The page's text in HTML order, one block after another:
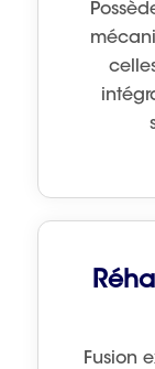
Fusion